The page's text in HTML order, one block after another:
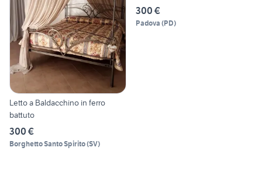
Letto a Baldacchino in ferro
battuto
300 €
Borghetto Santo Spirito(SV)
300 €
Padova (PD)